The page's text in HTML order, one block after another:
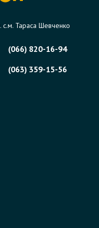
Dell
с.м. Тараса Шевченко
(066) 820-16-94
(063) 359-15-56